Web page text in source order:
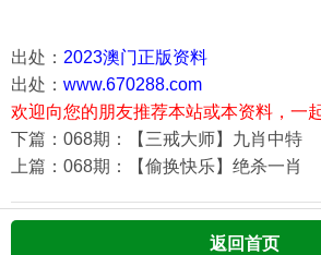
出处： 2023澳门正版资料
出处： www.670288.com
欢迎向您的朋友推荐本站或本资料，一
下篇：068期：【三戒大师】九肖中特
上篇：068期：【偷换快乐】绝杀一肖
返回首页